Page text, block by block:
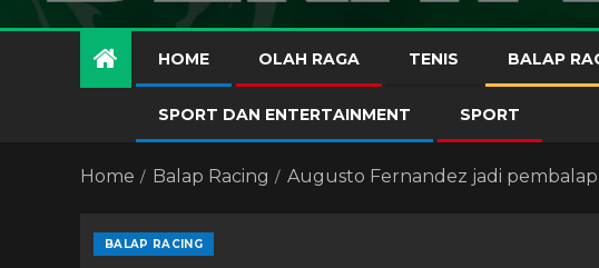
HOME OLAH RAGA TENIS BALAP
SPORT DAN ENTERTAINMENT SPORT
Home Balap Racing Augusto Fernandez jadi pembalap
BALAP RACING